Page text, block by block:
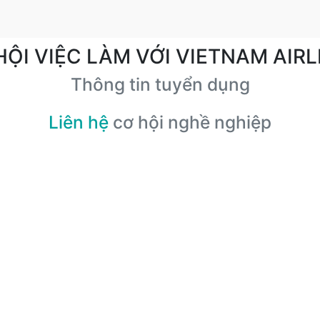
VIỆC LÀM VỚI VIETNAM
Thông tin tuyển dụng
Liên hệ cơ hội nghề nghiệp